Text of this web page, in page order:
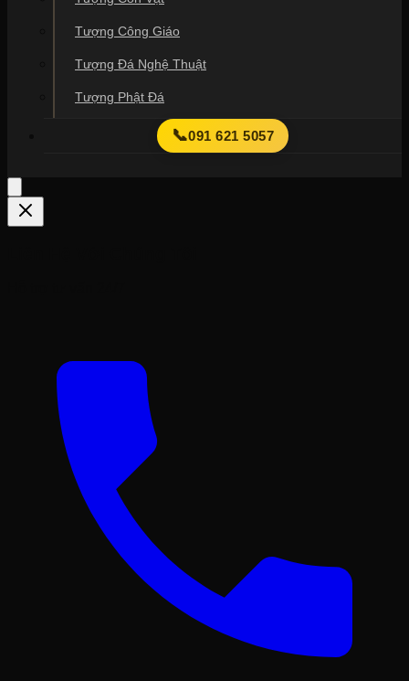
Tượng Công Giáo
Tượng Đá Nghệ Thuật
Tượng Phật Đá
📞091 621 5057